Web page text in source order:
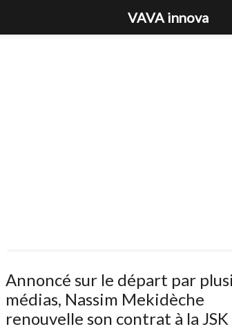
Annoncé sur le départ par
médias, Nassim Mekidèche
renouvelle son contrat à la JSK
VAVA innova